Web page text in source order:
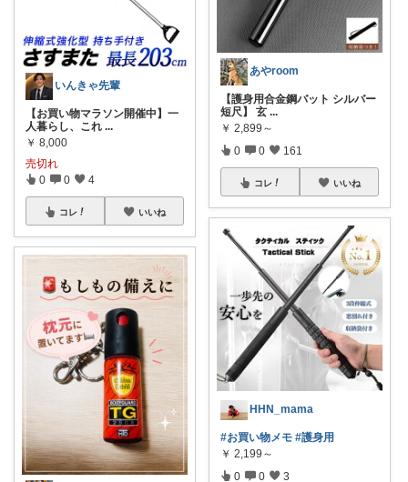
いんきゃ先輩
【お買い物マラソン開催中】一
人暮らし、これ ...
￥ 8,000
売切れ
0 0 4
コレ いいね
あやroom
【護身用合金鋼バット シルバー
短尺】 玄 ...
￥ 2,899～
0 0 161
コレ いいね
HHN_mama
#お買い物メモ #護身用
￥ 2,199～
0 0 3